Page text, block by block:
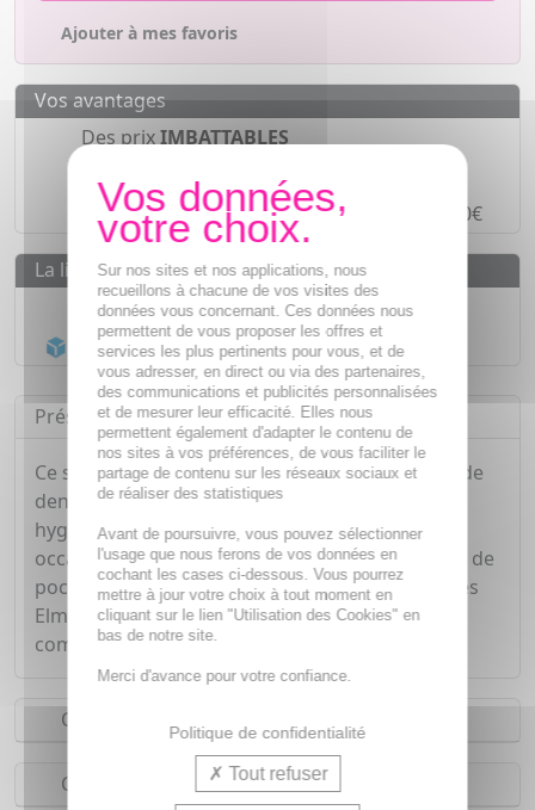
Ajouter à mes favoris
Vos avantages
Des prixIMBATTABLES
Paiement en ligne
SÉCURISÉ
Paiement en4 fois sans frais à partir de 30€
La livraison
Livraison gratuite dès 55€
Acheminement Chronoposten 24h*
Présentation
Ce set comporte une brosse à dents et 2 tubes de
dentifrice Elmex Protection Caries. Il assure
hygiène bucco-dentaire optimale en toute
occasion. (ref. 60652). Contient 1 brosse à dents de
poche et 2 pâtes dentifrices au fluorure d'amines
Elmex 12 ml. Conditionnement : boîte plastique
compact.
Conseils d'utilisation
Composition
Sur nos sites et nos applications, nous
recueillons à chacune de vos visites des
données vous concernant. Ces données nous
permettent de vous proposer les offres et
services les plus pertinents pour vous, et de
vous adresser, en direct ou via des partenaires,
des communications et publicités personnalisées
et de mesurer leur efficacité. Elles nous
permettent également d'adapter le contenu de
nos sites à vos préférences, de vous faciliter le
partage de contenu sur les réseaux sociaux et
de réaliser des statistiques
Avant de poursuivre, vous pouvez sélectionner
l'usage que nous ferons de vos données en
cochant les cases ci-dessous. Vous pourrez
mettre à jour votre choix à tout moment en
cliquant sur le lien "Utilisation des Cookies" en
bas de notre site.
Merci d'avance pour votre confiance.
Politique de confidentialité
Tout refuser